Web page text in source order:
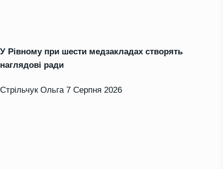
У Рівному при шести медзакладах створять
наглядові ради
Стрільчук Ольга 7 Серпня 2026